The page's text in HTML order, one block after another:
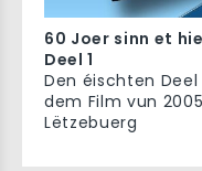
60 Joer sinn et
Deel 1
Den éischten
dem Film vun
Lëtzebuerg